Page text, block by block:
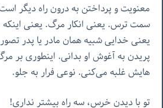
معنویت و پرداختن به درون راه دیگر
سمت ترس. یعنی انکار مرگ. یعنی
یعنی خدایی شبیه همان مادر یا پدر
پریدن به آغوش او بدانی. اینطوری بر
هایش غلبه می‌کنی. نوعی فرار به جلو.
تو با دیدن خرس، سه راه بیشتر نداری!